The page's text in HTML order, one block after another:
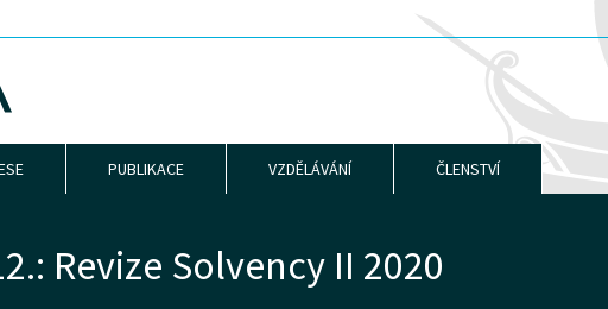
PUBLIKACE VZDĚLÁVÁNÍ ČLENSTVÍ
Revize Solvency II 2020